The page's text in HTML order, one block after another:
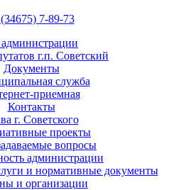
7-89-73
г.п. Советский
Документы
служба
приемная
Контакты
г. Советского
проекты
вопросы
администрации
и нормативные документы
и организации